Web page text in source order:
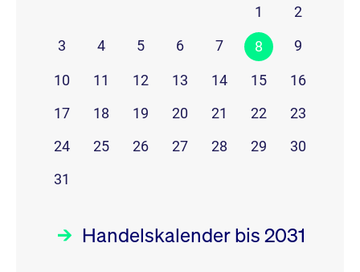
1
2
3
4 5 6 7 8 9
10 11 12 13 14 15
16
17
18 19 20 21 22
23
24
25 26 27 28 29
30
31
Handelskalender bis 2031